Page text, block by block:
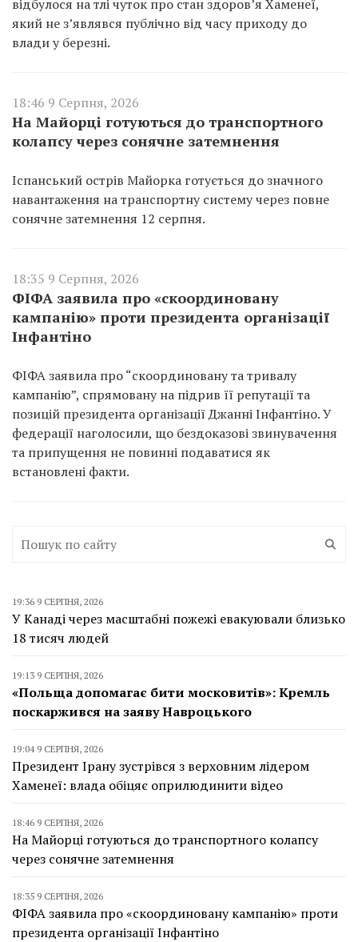
відбулося на тлі чуток про стан здоров’я Хаменеї,
який не з’являвся публічно від часу приходу до
влади у березні.
18:46 9 Серпня, 2026
На Майорці готуються до транспортного
колапсу через сонячне затемнення
Іспанський острів Майорка готується до значного
навантаження на транспортну систему через повне
сонячне затемнення 12 серпня.
18:35 9 Серпня, 2026
ФІФА заявила про «скоординовану
кампанію» проти президента організації
Інфантіно
ФІФА заявила про “скоординовану та тривалу
кампанію”, спрямовану на підрив її репутації та
позицій президента організації Джанні Інфантіно. У
федерації наголосили, що бездоказові звинувачення
та припущення не повинні подаватися як
встановлені факти.
19:36 9 СЕРПНЯ, 2026
У Канаді через масштабні пожежі евакуювали близько
18 тисяч людей
19:13 9 СЕРПНЯ, 2026
«Польща допомагає бити московитів»: Кремль
поскаржився на заяву Навроцького
19:04 9 СЕРПНЯ, 2026
Президент Ірану зустрівся з верховним лідером
Хаменеї: влада обіцяє оприлюдинити відео
18:46 9 СЕРПНЯ, 2026
На Майорці готуються до транспортного колапсу
через сонячне затемнення
18:35 9 СЕРПНЯ, 2026
ФІФА заявила про «скоординовану кампанію» проти
президента організації Інфантіно